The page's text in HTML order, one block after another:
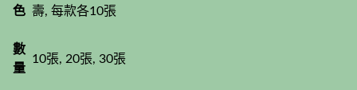
色 壽, 每款各10張
數
量
10張, 20張, 30張